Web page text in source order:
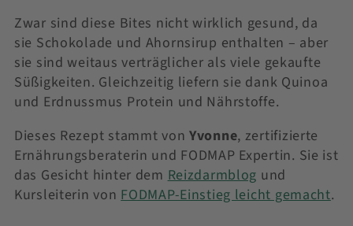
Zwar sind diese Bites nicht wirklich gesund, da
sie Schokolade und Ahornsirup enthalten – aber
sie sind weitaus verträglicher als viele gekaufte
Süßigkeiten. Gleichzeitig liefern sie dank Quinoa
und Erdnussmus Protein und Nährstoffe.
Dieses Rezept stammt von Yvonne, zertifizierte
Ernährungsberaterin und FODMAP Expertin. Sie ist
das Gesicht hinter demReizdarmblog und
Kursleiterin vonFODMAP-Einstieg leicht gemacht.